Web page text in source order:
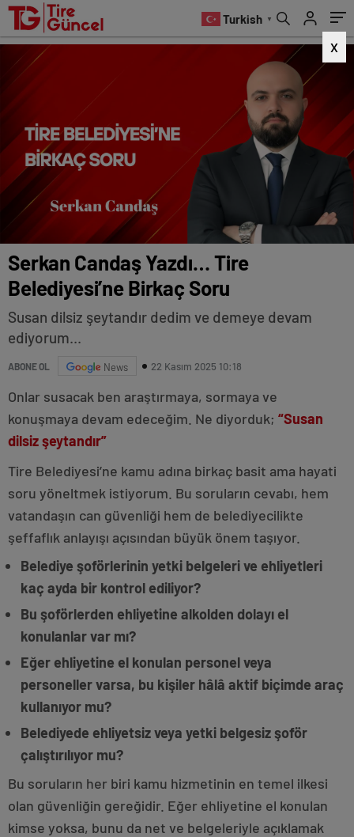
Turkish ▼
X
Serkan Candaş Yazdı… Tire
Belediyesi’ne Birkaç Soru
Susan dilsiz şeytandır dedim ve demeye devam
ediyorum...
ABONE OL News 22 Kasım 2025 10:18
Onlar susacak ben araştırmaya, sormaya ve
konuşmaya devam edeceğim. Ne diyorduk; “Susan
dilsiz şeytandır”
Tire Belediyesi’ne kamu adına birkaç basit ama hayati
soru yöneltmek istiyorum. Bu soruların cevabı, hem
vatandaşın can güvenliği hem de belediyecilikte
şeffaflık anlayışı açısından büyük önem taşıyor.
Belediye şoförlerinin yetki belgeleri ve ehliyetleri
kaç ayda bir kontrol ediliyor?
Bu şoförlerden ehliyetine alkolden dolayı el
konulanlar var mı?
Eğer ehliyetine el konulan personel veya
personeller varsa, bu kişiler hâlâ aktif biçimde araç
kullanıyor mu?
Belediyede ehliyetsiz veya yetki belgesiz şoför
çalıştırılıyor mu?
Bu soruların her biri kamu hizmetinin en temel ilkesi
olan güvenliğin gereğidir. Eğer ehliyetine el konulan
kimse yoksa, bunu da net ve belgeleriyle açıklamak